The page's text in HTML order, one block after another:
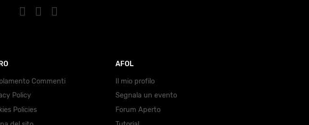
Commenti
Policy
Policies
AFOL
Il mio profilo
Segnala un evento
Forum Aperto